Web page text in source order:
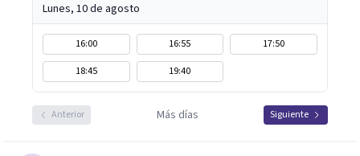
Lunes, 10 de agosto
16:00 16:55
17:50
18:45
19:40
Anterior Más días Siguiente